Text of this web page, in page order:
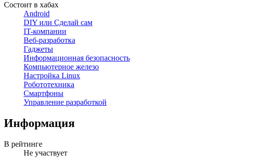
Состоит в хабах
Android
DIY или Сделай сам
IT-компании
Веб-разработка
Гаджеты
Информационная безопасность
Компьютерное железо
Настройка Linux
Робототехника
Смартфоны
Управление разработкой
Информация
В рейтинге
Не участвует